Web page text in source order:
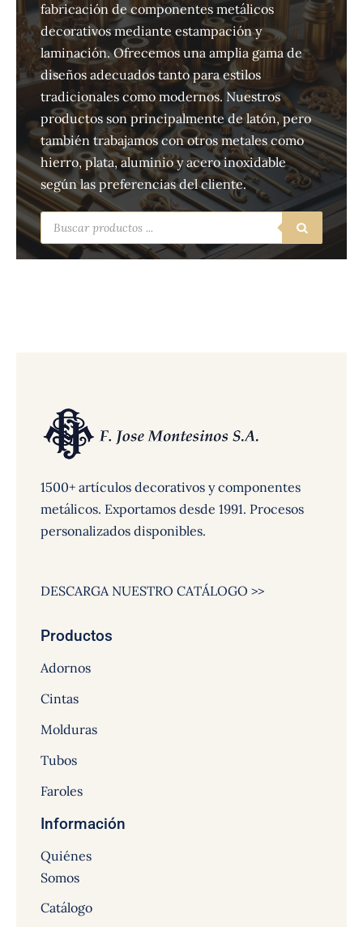
fabricación de componentes metálicos
decorativos mediante estampación y
laminación. Ofrecemos una amplia gama de
diseños adecuados tanto para estilos
tradicionales como modernos. Nuestros
productos son principalmente de latón, pero
también trabajamos con otros metales como
hierro, plata, aluminio y acero inoxidable
según las preferencias del cliente.
Búsqueda
de
productos
1500+ artículos decorativos y componentes
metálicos. Exportamos desde 1991. Procesos
personalizados disponibles.
DESCARGA NUESTRO CATÁLOGO >>
Productos
Adornos
Cintas
Molduras
Tubos
Faroles
Información
Quiénes
Somos
Catálogo